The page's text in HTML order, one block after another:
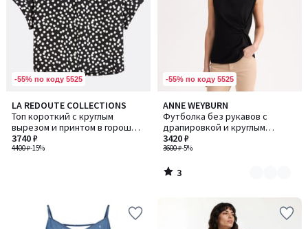
-55% по коду 5525
LA REDOUTE COLLECTIONS
Топ короткий с круглым
вырезом и принтом в горошек,
с короткими рукавами
4400 ₽-15%
3740 ₽
-55% по коду 5525
ANNE WEYBURN
Футболка без рукавов с
драпировкой и круглым
вырезом
3600 ₽-5%
3420 ₽
3
/
5
Количество
цветов:
2
3
/